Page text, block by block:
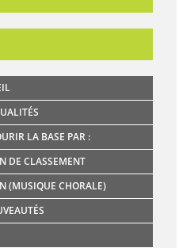
LA BASE PAR :
DE CLASSEMENT
(MUSIQUE CHORALE)